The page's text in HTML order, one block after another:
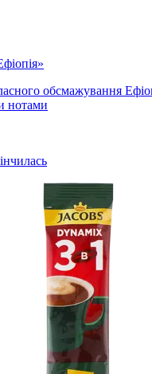
обсмажування
нотами